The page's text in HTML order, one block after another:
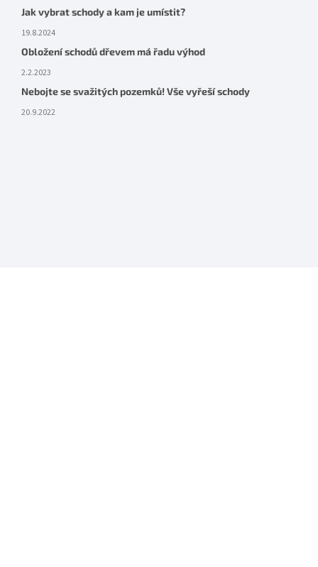
Jak vybrat schody a kam je umístit?
19.8.2024
Obložení schodů dřevem má řadu výhod
2.2.2023
Nebojte se svažitých pozemků! Vše vyřeší schody
20.9.2022